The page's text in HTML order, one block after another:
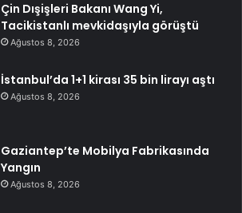
Çin Dışişleri Bakanı Wang Yi,
Tacikistanlı mevkidaşıyla görüştü
Ağustos 8, 2026
İstanbul’da 1+1 kirası 35 bin lirayı aştı
Ağustos 8, 2026
Gaziantep’te Mobilya Fabrikasında
Yangın
Ağustos 8, 2026